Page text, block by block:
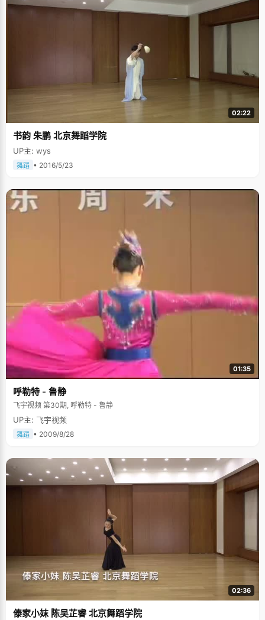
02:22
书韵 朱鹏 北京舞蹈学院
UP主: wys
舞蹈 • 2016/5/23
01:35
呼勒特 - 鲁静
飞宇视频 第30期, 呼勒特 - 鲁静
UP主: 飞宇视频
舞蹈 • 2009/8/28
02:36
傣家小妺 陈吴芷睿 北京舞蹈学院